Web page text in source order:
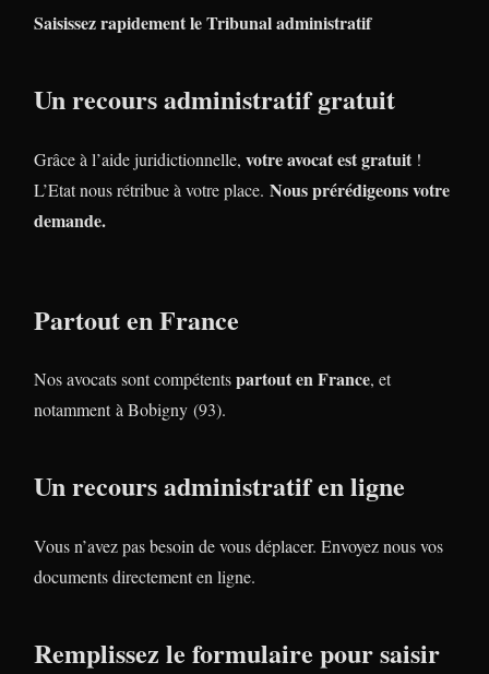
Saisissez rapidement le Tribunal administratif
Un recours administratif gratuit
Grâce à l’aide juridictionnelle, votre avocat est gratuit !
L’Etat nous rétribue à votre place. Nous prérédigeons votre
demande.
Partout en France
Nos avocats sont compétentspartout en France, et
notamment à Bobigny (93).
Un recours administratif en ligne
Vous n’avez pas besoin de vous déplacer. Envoyez nous vos
documents directement en ligne.
Remplissez le formulaire pour saisir